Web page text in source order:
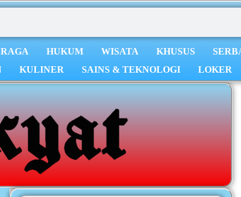
HUKUM WISATA KHUSUS
KULINER SAINS & TEKNOLOGI LOKER